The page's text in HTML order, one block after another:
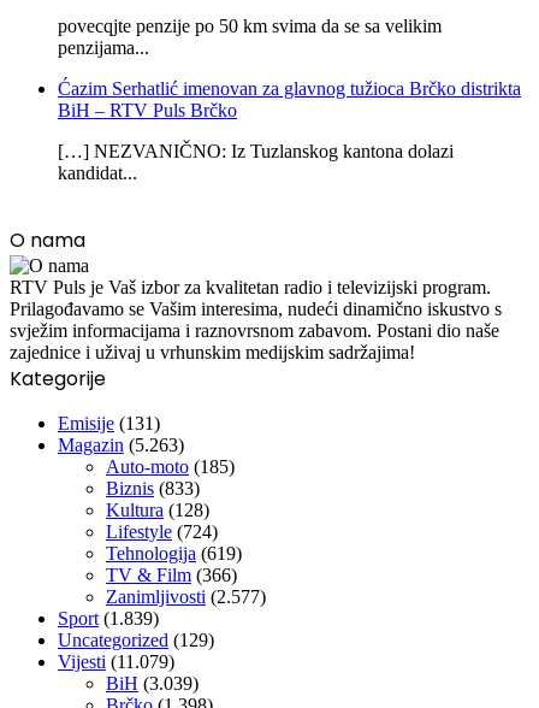
povecqjte penzije po 50 km svima da se sa velikim
penzijama...
Ćazim Serhatlić imenovan za glavnog tužioca Brčko distrikta
BiH – RTV Puls Brčko
[…] NEZVANIČNO: Iz Tuzlanskog kantona dolazi
kandidat...
O nama
RTV Puls je Vaš izbor za kvalitetan radio i televizijski program.
Prilagođavamo se Vašim interesima, nudeći dinamično iskustvo s
svježim informacijama i raznovrsnom zabavom. Postani dio naše
zajednice i uživaj u vrhunskim medijskim sadržajima!
Kategorije
Emisije (131)
Magazin (5.263)
Auto-moto (185)
Biznis (833)
Kultura (128)
Lifestyle (724)
Tehnologija (619)
TV & Film (366)
Zanimljivosti (2.577)
Sport (1.839)
Uncategorized (129)
Vijesti (11.079)
BiH (3.039)